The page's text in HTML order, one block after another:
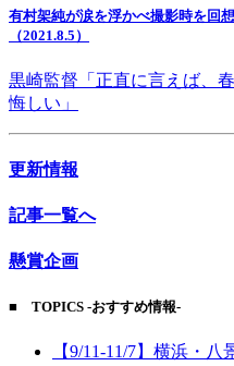
有村架純が涙を浮かべ撮影時を回
（2021.8.5）
黒崎監督「正直に言えば、
悔しい」
更新情報
記事一覧へ
懸賞企画
■ TOPICS -おすすめ情報-
【9/11-11/7】横浜・